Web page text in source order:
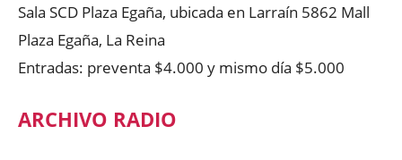
Sala SCD Plaza Egaña, ubicada en Larraín 5862 Mall
Plaza Egaña, La Reina
Entradas: preventa $4.000 y mismo día $5.000
ARCHIVO RADIO